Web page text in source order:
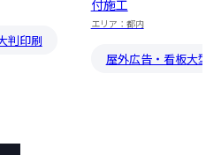
判印刷
付施工
エリア：都内
屋外広告・看板大型